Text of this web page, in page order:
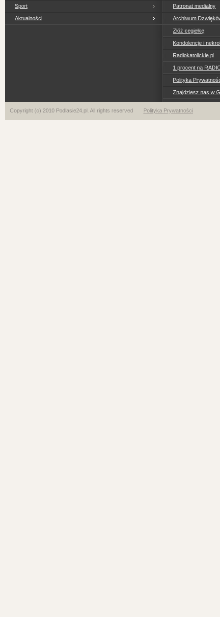
Sport
Aktualności
Patronat medialny
Archiwum
Złóż cegiełkę
Kondolencje i
Radiokatolickie.pl
1 procent na
Polityka
Znajdziesz nas w
Copyright (c) 2010 Podlasie24.pl. All rights reserved Polityka Prywatności